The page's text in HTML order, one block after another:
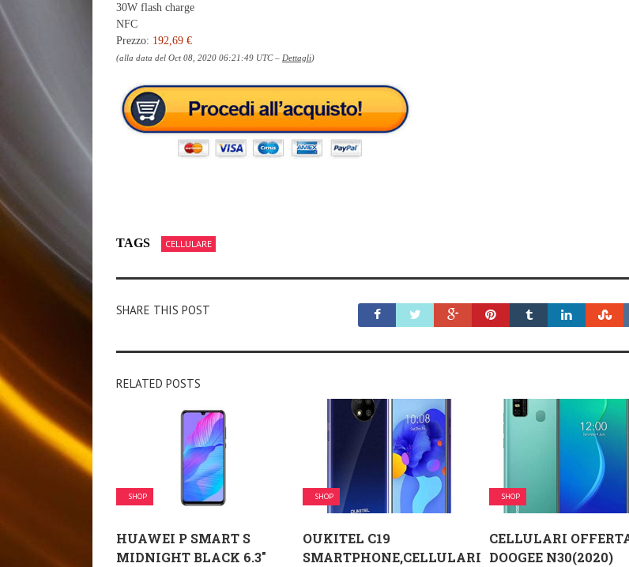
30W flash charge
NFC
Prezzo: 192,69 €
(alla data del Oct 08, 2020 06:21:49 UTC – Dettagli)
TAGS CELLULARE
SHARE THIS POST
RELATED POSTS
SHOP
HUAWEI P SMART S
MIDNIGHT BLACK 6.3″
SHOP
OUKITEL C19
SMARTPHONE,CELLULARI
SHOP
CELLULARI
DOOGEE N30(2020)